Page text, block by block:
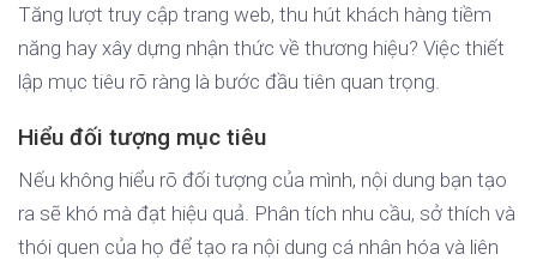
Tăng lượt truy cập trang web, thu hút khách hàng tiềm
năng hay xây dựng nhận thức về thương hiệu? Việc thiết
lập mục tiêu rõ ràng là bước đầu tiên quan trọng.
Hiểu đối tượng mục tiêu
Nếu không hiểu rõ đối tượng của mình, nội dung bạn tạo
ra sẽ khó mà đạt hiệu quả. Phân tích nhu cầu, sở thích và
thói quen của họ để tạo ra nội dung cá nhân hóa và liên